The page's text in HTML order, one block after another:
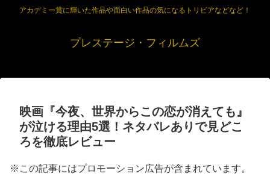
アカデミー賞に輝いた作品や面白い作品の気になるトリビアなどなど！
プレステージ・フィルムズ
映画『今夜、世界からこの恋が消えても』
が泣ける理由5選！ネタバレありで見どこ
ろを徹底レビュー
※この記事にはプロモーション広告が含まれています。